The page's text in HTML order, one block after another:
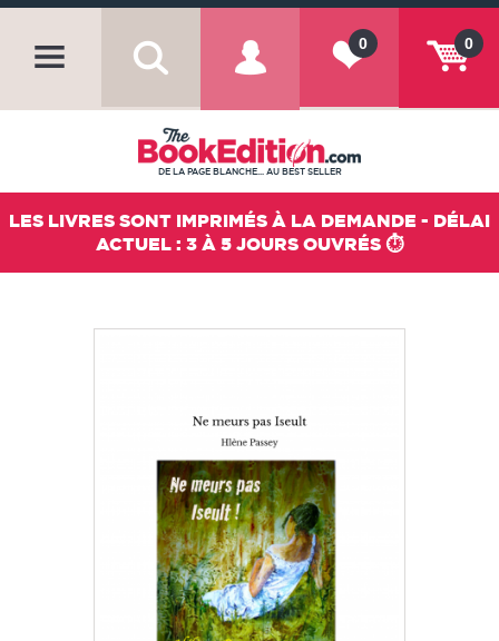
0
0
DE LA PAGE BLANCHE... AU BEST SELLER
LES LIVRES SONT IMPRIMÉS À LA DEMANDE - DÉLAI
ACTUEL : 3 À 5 JOURS OUVRÉS ⏱️